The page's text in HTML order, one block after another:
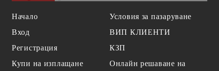
Начало
Вход
Регистрация
Купи на изплащане
Условия за пазаруване
ВИП КЛИЕНТИ
КЗП
Онлайн решаване на